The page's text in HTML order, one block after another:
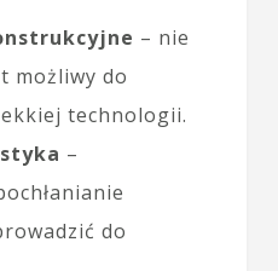
– nie
możliwy do
technologii.
–
do